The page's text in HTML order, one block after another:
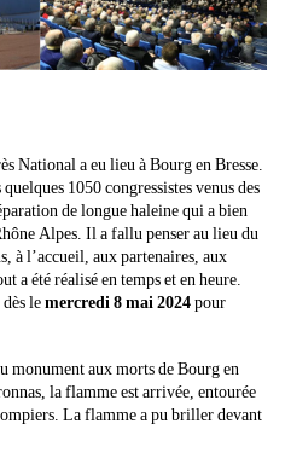
National a eu lieu à Bourg en Bresse.
1050 congressistes venus des
de longue haleine qui a bien
Alpes. Il a fallu penser au lieu du
à l’accueil, aux partenaires, aux
a été réalisé en temps et en heure.
lemercredi 8 mai 2024pour
monument aux morts de Bourg en
la flamme est arrivée, entourée
La flamme a pu briller devant